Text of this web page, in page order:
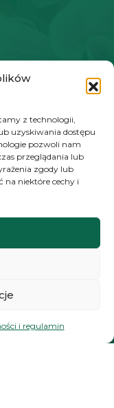
z technologii,
uzyskiwania dostępu
pozwoli nam
przeglądania lub
zgody lub
na niektóre cechy i
i regulamin